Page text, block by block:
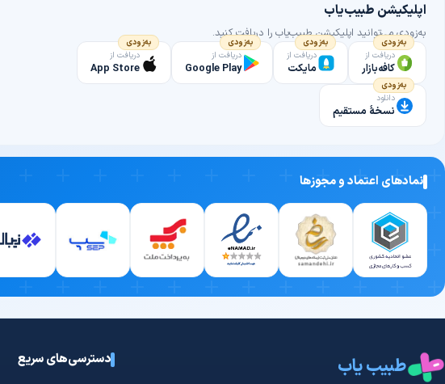
اپلیکیشن طبیب‌یاب
به‌زودی می‌توانید اپلیکیشن طبیب‌یاب را دریافت کنید.
به‌زودی
دریافت از
کافه‌بازار
به‌زودی
دریافت از
مایکت
به‌زودی
دریافت از
Google Play
به‌زودی
دریافت از
App Store
به‌زودی
دانلود
نسخهٔ مستقیم
نمادهای اعتماد و مجوزها
طبیب یاب دسترسی‌های سریع